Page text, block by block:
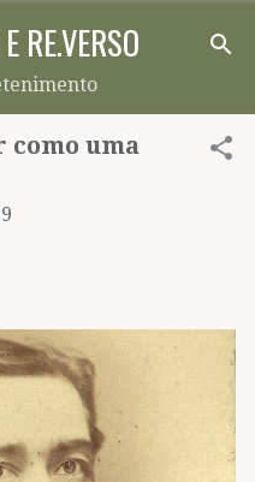
principal
RE.VERSO
como uma